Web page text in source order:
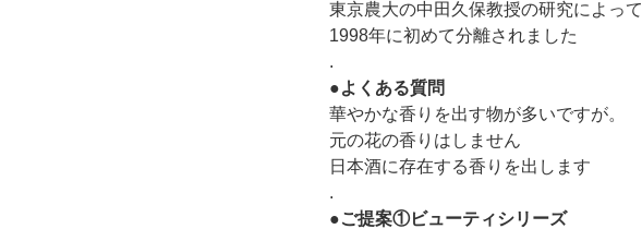
東京農大の中田久保教授の研究によって
1998年に初めて分離されました
.
●よくある質問
華やかな香りを出す物が多いですが。
元の花の香りはしません
日本酒に存在する香りを出します
.
●ご提案①ビューティシリーズ